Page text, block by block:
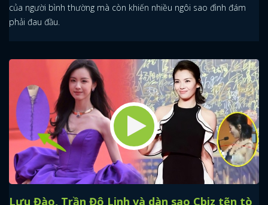
của người bình thường mà còn khiến nhiều ngôi sao đình đám
phải đau đầu.
Lưu Đào, Trần Đô Linh và dàn sao Cbiz tẽn tò